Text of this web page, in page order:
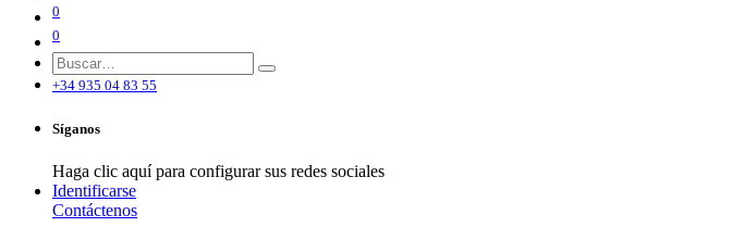
0
0
+34 935 04 83 55
Síganos
Haga clic aquí para configurar sus redes sociales
Identificarse
Contáctenos